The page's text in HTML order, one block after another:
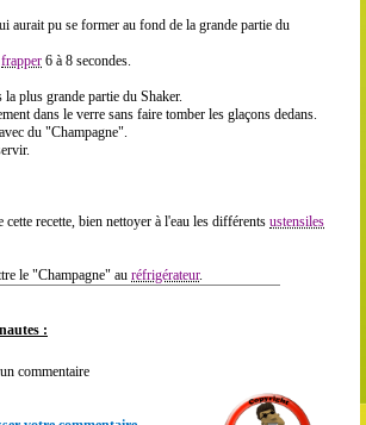
aurait pu se former au fond de la grande partie du
frapper 6 à 8 secondes.
la plus grande partie du Shaker.
dans le verre sans faire tomber les glaçons dedans.
du "Champagne".
recette, bien nettoyer à l'eau les différents ustensiles
le "Champagne" au réfrigérateur.
:
commentaire